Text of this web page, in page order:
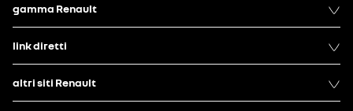
gamma Renault
link diretti
altri siti Renault